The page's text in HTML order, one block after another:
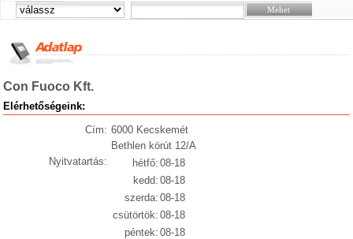
Con Fuoco Kft.
Elérhetőségeink:
Cím: 6000 Kecskemét
Bethlen körút 12/A
Nyitvatartás:
hétfő: 08-18
kedd: 08-18
szerda: 08-18
csütörtök: 08-18
péntek: 08-18